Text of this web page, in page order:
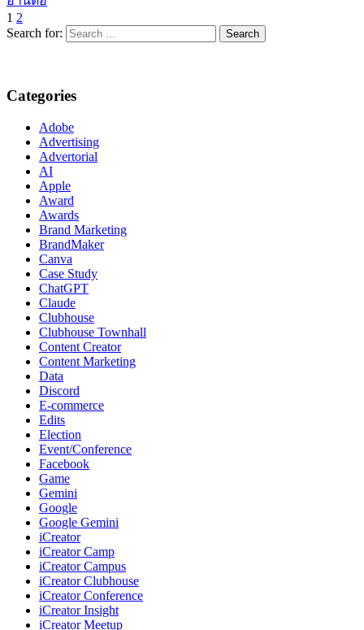
1 2
Search for:
Categories
Adobe
Advertising
Advertorial
AI
Apple
Award
Awards
Brand Marketing
BrandMaker
Canva
Case Study
ChatGPT
Claude
Clubhouse
Clubhouse Townhall
Content Creator
Content Marketing
Data
Discord
E-commerce
Edits
Election
Event/Conference
Facebook
Game
Gemini
Google
Google Gemini
iCreator
iCreator Camp
iCreator Campus
iCreator Clubhouse
iCreator Conference
iCreator Insight
iCreator Meetup